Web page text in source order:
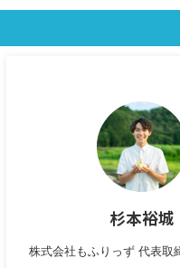
杉本裕城
株式会社もふりっず 代表取